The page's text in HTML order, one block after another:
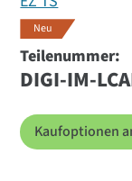
Neu
Teilenummer:
DIGI-IM-
Kaufoptionen